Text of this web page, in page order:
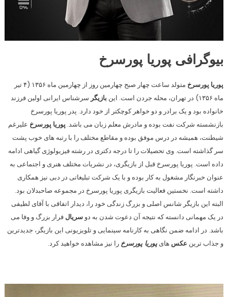
بیوگرافی پوریا پورسرخ
پوریا پورسرخ
متولد ساعت چهار صبح چهارمین روز از چهارمین ماه ۱۳۵۶ (۴ تیر
ماه ۱۳۵۶) در تهران، محله جردن است. این
بازیگر سرشناس ایرانی اولین فرزند
خانواده بود و یک برادر و دو خواهر کوچکتر از خود دارد. پدر پوریا پورسرخ
بازنشسته شرکت نفت بوده و مادرش معلم زبان می باشد. پوریا پورسرخ علیرغم
شیطنت، همیشه در درس موفق بوده و مقاطع مختلف را با رتبه های خوب پشت
سر گذاشته است. وی تحصیلات را تا درجه دکتری در رشته فیزیولوژی گیاهی ادامه
داده است. پوریا پورسرخ قبل از بازیگری، در نشریات مختلف هنری و اجتماعی به
عنوان خبرنگار مشغول به کار بوده و با یک شرکت تبلیغاتی در دبی نیز همکاری
داشته است. نخستین فعالیت بازیگری پوریا پورسرخ در مجموعه صاحبدلان بود.
البته این بازیگر شانس اصلی و بزرگ زندگی خود را، دیدار اتفاقی با آقای لطیفی
در یک مهمانی دانسته که نتیجه آن دعوت شدن به دو سریال فرار بزرگ و وفا می
باشد. در ادامه ضمن نگاهی به کارنامه سینمایی و تلویزیونی این بازیگر، جدیدترین
و جذاب ترین عکس هایپوریا پورسرخ را نیز مشاهده خواهید کرد.